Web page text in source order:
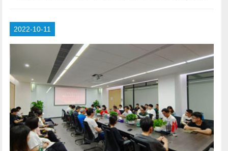
目背景】为深入贯彻中央关于建设高质量教育体系和省
委、省政府《关于推动基础教育深化改革高质量发展的
意见》的决策部署，认真落实市委市政府工作精神，加
快推进香洲区公办中小学、幼儿园建设，加大公办优质
学位供给，力争在3年内解决主城区公办学位不足问
题，推动基础教育高质量发展，2022年7月5日珠海市
人民政府办公室关于印发珠海市主城区基础教育学
位...
2022-10-11